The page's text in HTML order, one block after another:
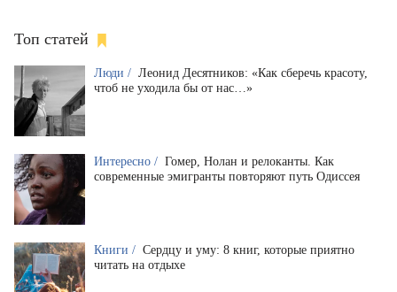
Топ статей
Люди / Леонид Десятников: «Как сберечь красоту,
чтоб не уходила бы от нас…»
Интересно / Гомер, Нолан и релоканты. Как
современные эмигранты повторяют путь Одиссея
Книги / Сердцу и уму: 8 книг, которые приятно
читать на отдыхе